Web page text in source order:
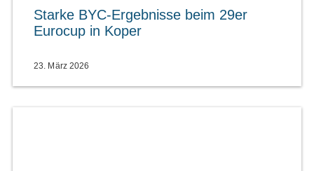
Starke BYC-Ergebnisse beim 29er
Eurocup in Koper
23. März 2026